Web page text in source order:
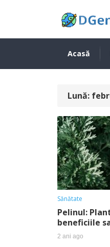
Acasă
Lună:
Sănătate
Pelinul:
beneficiile
2 ani ago